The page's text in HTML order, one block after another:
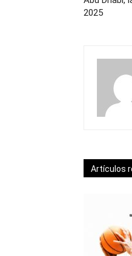
2025
Artículos